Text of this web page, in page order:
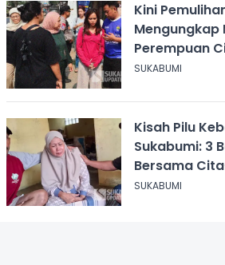
Kini
Mengungkap
Perempuan
SUKABUMI
Kisah Pilu
Sukabumi: 3
Bersama
dan Guru
SUKABUMI